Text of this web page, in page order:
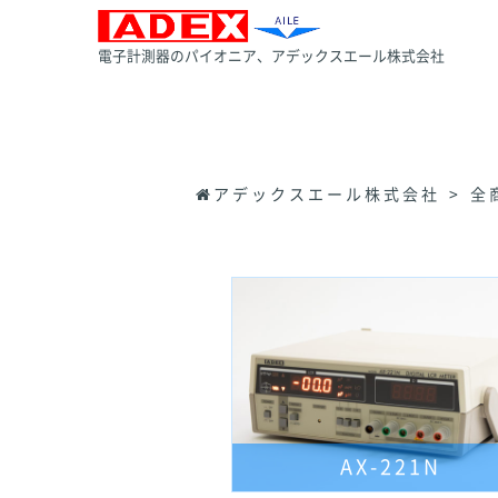
電子計測器のパイオニア、アデックスエール株式会社
アデックスエール株式会社 全
AX-221N